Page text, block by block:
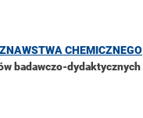
CHEMICZNEGO
badawczo-dydaktycznych